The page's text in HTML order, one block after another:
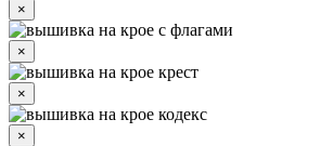
×
×
×
×